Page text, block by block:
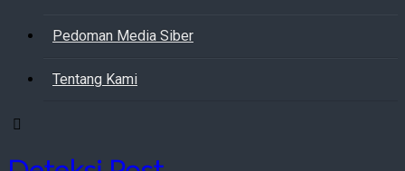
Pedoman Media Siber
Tentang Kami